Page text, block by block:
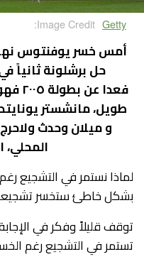
Image Credit: Getty
أمس خسر يوفنتوس
حل برشلونة ثانياً
طويل، مانشستر يونايتد
و ميلان وحدث
لماذا نستمر في التشجيع
بشكل خاطئ ستخسر تشجيعك
توقف قليلاً وفكر في
تستمر في التشجيع رغم